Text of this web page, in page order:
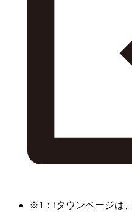
※1：iタウンページは